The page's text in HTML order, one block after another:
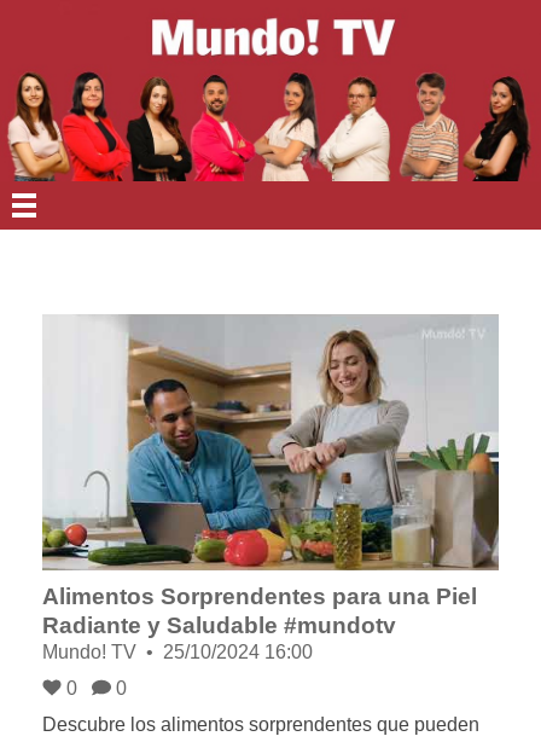
Alimentos Sorprendentes para una Piel
Radiante y Saludable #mundotv
Mundo! TV
25/10/2024 16:00
0
0
Descubre los alimentos sorprendentes que pueden